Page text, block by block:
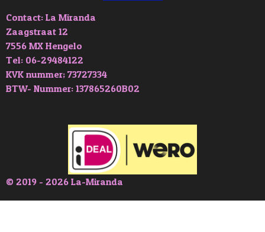
Contact: La Miranda
Zaagstraat 12
7556 MX Hengelo
Tel: 06-29484122
KVK nummer; 73727334
BTW- Nummer: 137865260B02
© 2019 - 2026 La-Miranda